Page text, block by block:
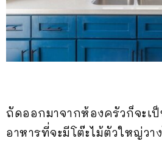
ถัดออกมาจากห้องครัวก็จะเ
อาหารที่จะมีโต๊ะไม้ตัวใหญ่วา